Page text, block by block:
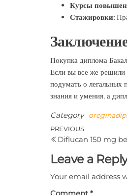
Курсы
Стажировки:
Покупка диплома
Если вы все же решили
подумать о легальных
знания и умения, а
Category
Post
navigation
Previous
Post
PREVIOUS
Diflucan 150 mg
Leave a
Your email address